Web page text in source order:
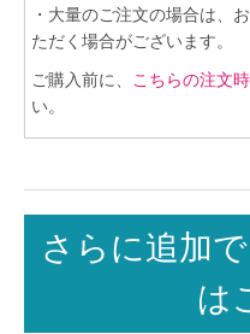
・大量のご注文の場合は、
ただく場合がございます。
ご購入前に、
こちらの注文
い。
さらに追加
は